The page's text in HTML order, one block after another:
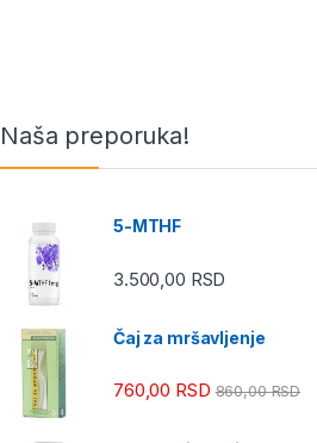
Naša preporuka!
5-MTHF
3.500,00 RSD
Čaj za mršavljenje
760,00 RSD 860,00RSD